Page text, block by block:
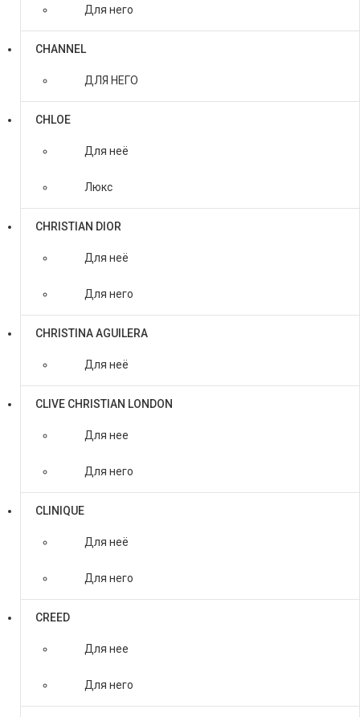
Для него
CHANNEL
ДЛЯ НЕГО
CHLOE
Для неё
Люкс
CHRISTIAN DIOR
Для неё
Для него
CHRISTINA AGUILERA
Для неё
CLIVE CHRISTIAN LONDON
Для нее
Для него
CLINIQUE
Для неё
Для него
CREED
Для нее
Для него